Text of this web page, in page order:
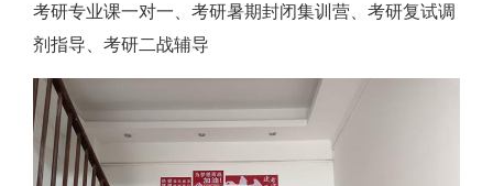
考研专业课一对一、考研暑期封闭集训营、考研复试调
剂指导、考研二战辅导